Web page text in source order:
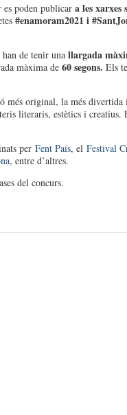
es poden publicara les xarxes
#enamoram2021 i
de tenir una llargada
màxima de 60 segons. Els
més original, la més divertida
literaris, estètics i creatius.
per Fent País, el Festival
, entre d’altres.
del concurs.